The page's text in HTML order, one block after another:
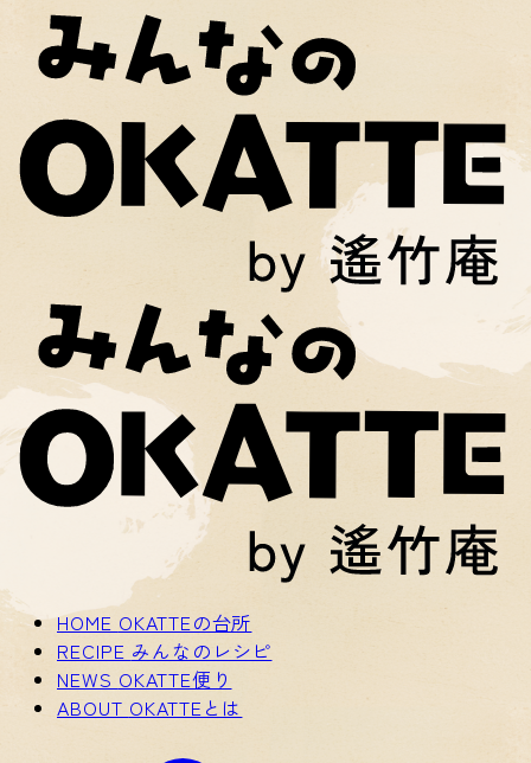
HOME OKATTEの台所
RECIPE みんなのレシピ
NEWS OKATTE便り
ABOUT OKATTEとは